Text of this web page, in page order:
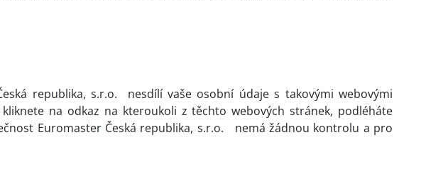
republika, s.r.o.
nesdílí vaše osobní údaje s takovými webovými
na odkaz na kteroukoli z těchto webových stránek, podléháte
Euromaster Česká republika, s.r.o.
nemá žádnou kontrolu a pro